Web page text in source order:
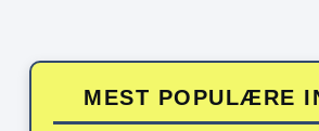
MEST POPULÆRE